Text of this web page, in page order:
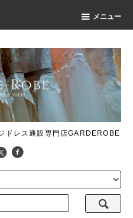
メニュー
ドレス通販専門店GARDEROBE